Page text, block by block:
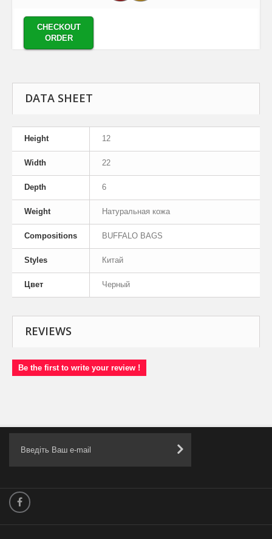
CHECKOUT
ORDER
DATA SHEET
Height 12
Width 22
Depth 6
Weight Натуральная кожа
Compositions BUFFALO BAGS
Styles Китай
Цвет Черный
REVIEWS
Be the first to write your review !